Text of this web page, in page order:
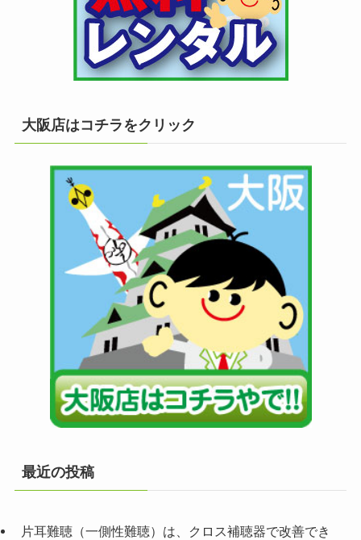
大阪店はコチラをクリック
最近の投稿
片耳難聴（一側性難聴）は、クロス補聴器で改善でき